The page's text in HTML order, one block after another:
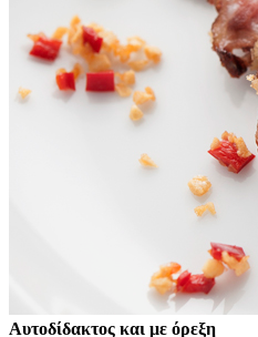
Αυτοδίδακτος και με όρεξη